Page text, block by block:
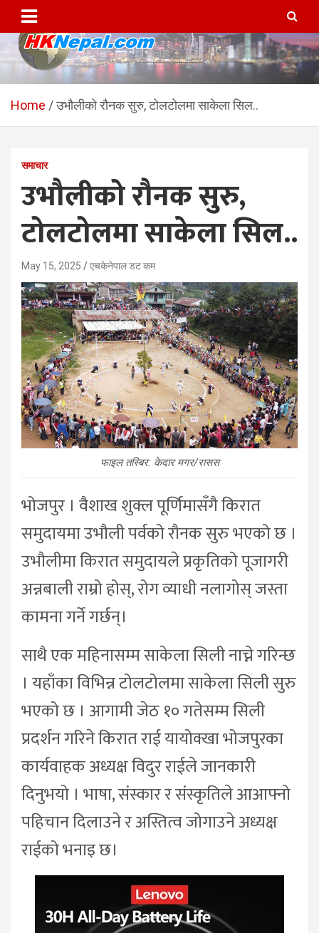
content
HKNepal.com – हङकङबाट
सञ्चालित पहिलो नेपाली अनलाईन
hknepal, hknepal.com, hk nepal, hk nepal com
Home उभौलीको रौनक सुरु, टोलटोलमा साकेला सिल..
समाचार
उभौलीको रौनक सुरु,
टोलटोलमा साकेला सिल..
May 15, 2025 एचकेनेपाल डट कम
फाइल तस्बिर: केदार मगर/रासस
भोजपुर । वैशाख शुक्ल पूर्णिमासँगै किरात
समुदायमा उभौली पर्वको रौनक सुरु भएको छ ।
उभौलीमा किरात समुदायले प्रकृतिको पूजागरी
अन्नबाली राम्रो होस्, रोग व्याधी नलागोस् जस्ता
कामना गर्ने गर्छन्।
साथै एक महिनासम्म साकेला सिली नाच्ने गरिन्छ
। यहाँका विभिन्न टोलटोलमा साकेला सिली सुरु
भएको छ । आगामी जेठ १० गतेसम्म सिली
प्रदर्शन गरिने किरात राई यायोक्खा भोजपुरका
कार्यवाहक अध्यक्ष विदुर राईले जानकारी
दिनुभयो । भाषा, संस्कार र संस्कृतिले आआफ्नो
पहिचान दिलाउने र अस्तित्व जोगाउने अध्यक्ष
राईको भनाइ छ।